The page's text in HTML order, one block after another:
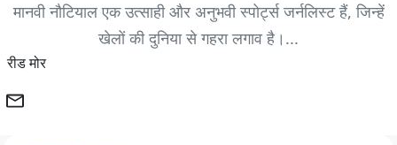
मानवी नौटियाल एक उत्साही और अनुभवी स्पोर्ट्स जर्नलिस्ट हैं, जिन्हें
खेलों की दुनिया से गहरा लगाव है।...
रीड मोर